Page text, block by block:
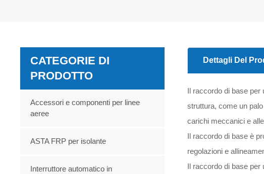
Dettagli Del
Il raccordo di base per
struttura, come un
carichi meccanici e
Il raccordo di base è
regolazioni e
Il raccordo di base per
CATEGORIE DI
PRODOTTO
Accessori e componenti per linee
aeree
ASTA FRP per isolante
Interruttore automatico in